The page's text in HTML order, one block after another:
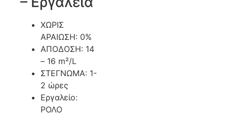
ΧΩΡΙΣ
ΑΡΑΙΩΣΗ: 0%
ΑΠΟΔΟΣΗ: 14
– 16 m²/L
ΣΤΕΓΝΩΜΑ: 1-
2 ώρες
Εργαλείο:
ΡΟΛΟ